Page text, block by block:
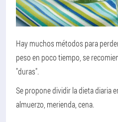
Hay muchos métodos para
peso en poco tiempo, se
"duras".
Se propone dividir la dieta diaria
almuerzo, merienda, cena.